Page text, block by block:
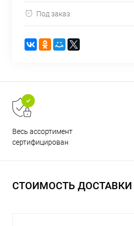
Под заказ
Весь ассортимент
сертифицирован
СТОИМОСТЬ ДОСТАВКИ